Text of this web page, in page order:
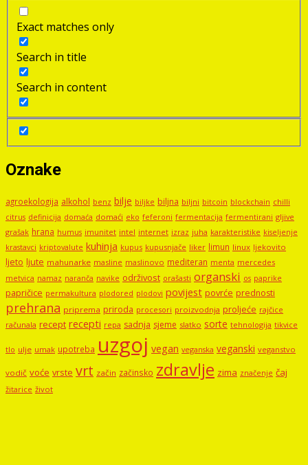
Exact matches only
Search in title
Search in content
Oznake
agroekologija alkohol benz bilje biljke biljna biljni bitcoin blockchain chilli
citrus definicija domaća domaći eko feferoni fermentacija fermentirani gljive
grašak hrana humus imunitet intel internet izraz juha karakteristike kiseljenje
krastavci kriptovalute kuhinja kupus kupusnjače liker limun linux ljekovito
ljeto ljute mahunarke masline maslinovo mediteran menta mercedes
metvica namaz naranča navike održivost orašasti organski os paprike
papričice permakultura plodored plodovi povijest povrće prednosti
prehrana priprema priroda procesori proizvodnja proljeće rajčice
računala recept recepti repa sadnja sjeme slatko sorte tehnologija tikvice
tlo ulje umak upotreba uzgoj vegan veganska veganski veganstvo
vodič voće vrste vrt začin začinsko zdravlje zima značenje čaj
žitarice život